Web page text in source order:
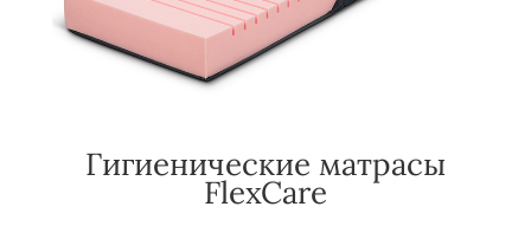
Гигиенические матрасы
FlexCare